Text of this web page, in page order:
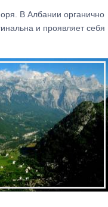
В Албании органично
и проявляет себя